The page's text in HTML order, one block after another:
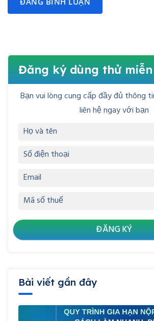
Đăng ký dùng thử
Bạn vui lòng cung cấp đầy đủ thông
liên hệ ngay với bạn
Bài viết gần đây